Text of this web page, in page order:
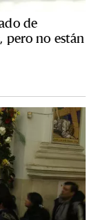
de
pero no están